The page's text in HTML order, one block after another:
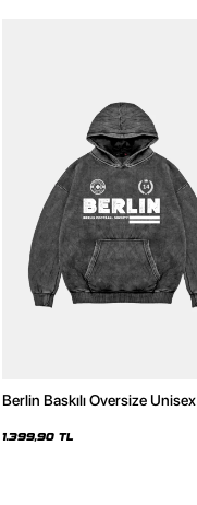
Berlin Baskılı Oversize Unisex
1.399,90 TL